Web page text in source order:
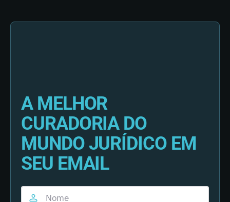
A MELHOR
CURADORIA DO
MUNDO JURÍDICO EM
SEU EMAIL